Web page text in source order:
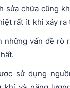
sửa chữa cũng
rất ít khi xảy ra
những vấn đề rò
sử dụng